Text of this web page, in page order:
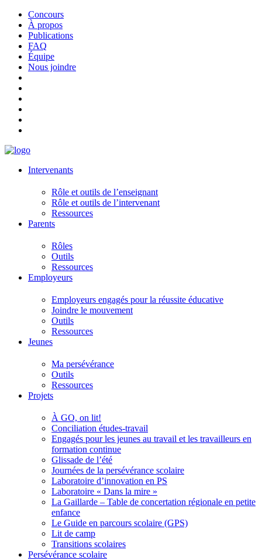
Concours
À propos
Publications
FAQ
Équipe
Nous joindre
Intervenants
Rôle et outils de l’enseignant
Rôle et outils de l’intervenant
Ressources
Parents
Rôles
Outils
Ressources
Employeurs
Employeurs engagés pour la réussite éducative
Joindre le mouvement
Outils
Ressources
Jeunes
Ma persévérance
Outils
Ressources
Projets
À GO, on lit!
Conciliation études-travail
Engagés pour les jeunes au travail et les travailleurs en
formation continue
Glissade de l’été
Journées de la persévérance scolaire
Laboratoire d’innovation en PS
Laboratoire « Dans la mire »
La Gaillarde – Table de concertation régionale en petite
enfance
Le Guide en parcours scolaire (GPS)
Lit de camp
Transitions scolaires
Persévérance scolaire